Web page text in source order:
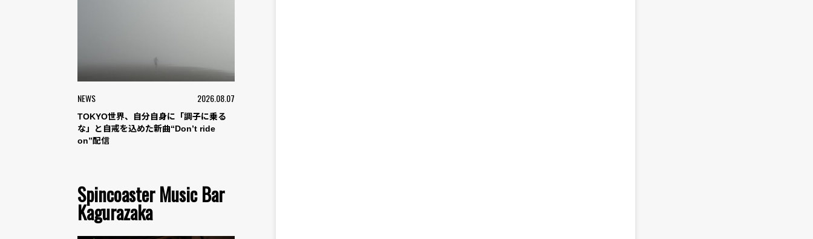
NEWS 2026.08.07
TOKYO世界、自分自身に「調子に乗る
な」と自戒を込めた新曲“Don’t ride
on”配信
Spincoaster Music Bar
Kagurazaka